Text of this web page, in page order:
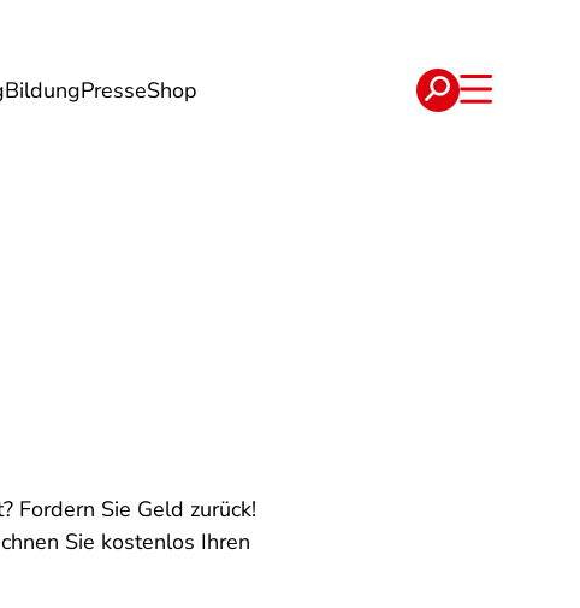
BildungPresseShop
Verträge
Sie Geld zurück!
Sie kostenlos Ihren